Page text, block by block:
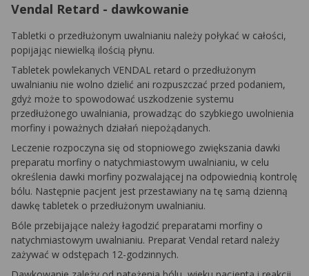
Vendal Retard - dawkowanie
Tabletki o przedłużonym uwalnianiu należy połykać w całości,
popijając niewielką ilością płynu.
Tabletek powlekanych VENDAL retard o przedłużonym
uwalnianiu nie wolno dzielić ani rozpuszczać przed podaniem,
gdyż może to spowodować uszkodzenie systemu
przedłużonego uwalniania, prowadząc do szybkiego uwolnienia
morfiny i poważnych działań niepożądanych.
Leczenie rozpoczyna się od stopniowego zwiększania dawki
preparatu morfiny o natychmiastowym uwalnianiu, w celu
określenia dawki morfiny pozwalającej na odpowiednią kontrolę
bólu. Następnie pacjent jest przestawiany na tę samą dzienną
dawkę tabletek o przedłużonym uwalnianiu.
Bóle przebijające należy łagodzić preparatami morfiny o
natychmiastowym uwalnianiu. Preparat Vendal retard należy
zażywać w odstępach 12-godzinnych.